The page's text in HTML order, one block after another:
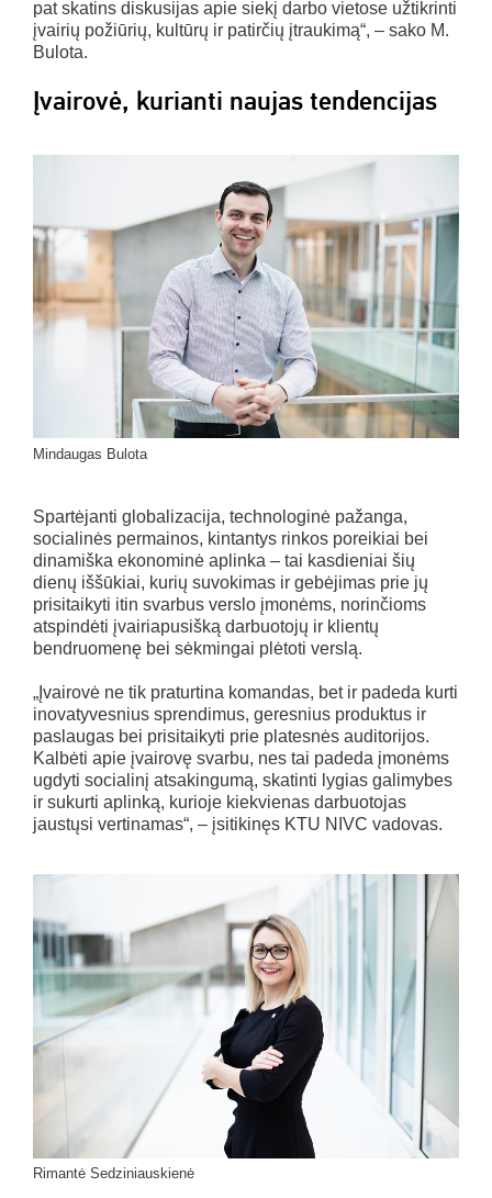
pat skatins diskusijas apie siekį darbo vietose užtikrinti
įvairių požiūrių, kultūrų ir patirčių įtraukimą“, – sako M.
Bulota.
Įvairovė, kurianti naujas tendencijas
Mindaugas Bulota
Spartėjanti globalizacija, technologinė pažanga,
socialinės permainos, kintantys rinkos poreikiai bei
dinamiška ekonominė aplinka – tai kasdieniai šių
dienų iššūkiai, kurių suvokimas ir gebėjimas prie jų
prisitaikyti itin svarbus verslo įmonėms, norinčioms
atspindėti įvairiapusišką darbuotojų ir klientų
bendruomenę bei sėkmingai plėtoti verslą.
„Įvairovė ne tik praturtina komandas, bet ir padeda kurti
inovatyvesnius sprendimus, geresnius produktus ir
paslaugas bei prisitaikyti prie platesnės auditorijos.
Kalbėti apie įvairovę svarbu, nes tai padeda įmonėms
ugdyti socialinį atsakingumą, skatinti lygias galimybes
ir sukurti aplinką, kurioje kiekvienas darbuotojas
jaustųsi vertinamas“, – įsitikinęs KTU NIVC vadovas.
Rimantė Sedziniauskienė